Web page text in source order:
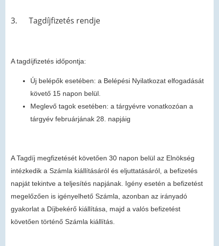
3. Tagdíjfizetés rendje
A tagdíjfizetés időpontja:
Új belépők esetében: a Belépési Nyilatkozat elfogadását
követő 15 napon belül.
Meglevő tagok esetében: a tárgyévre vonatkozóan a
tárgyév februárjának 28. napjáig
A Tagdíj megfizetését követően 30 napon belül az Elnökség
intézkedik a Számla kiállításáról és eljuttatásáról, a befizetés
napját tekintve a teljesítés napjának. Igény esetén a befizetést
megelőzően is igényelhető Számla, azonban az irányadó
gyakorlat a Díjbekérő kiállítása, majd a valós befizetést
követően történő Számla kiállítás.